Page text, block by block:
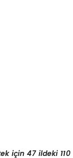
için 47 ildeki 110